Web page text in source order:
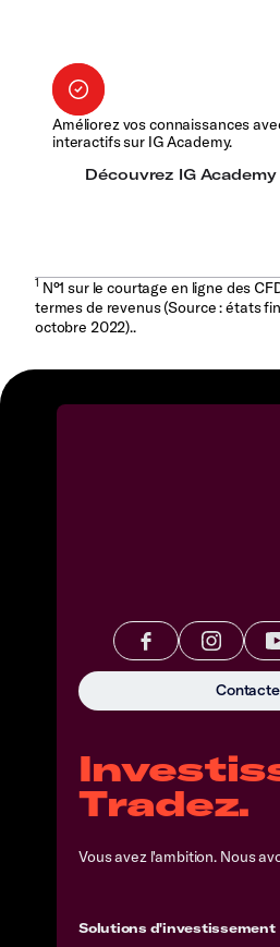
Améliorez vos connaissances
interactifs sur IG Academy.
1N°1 sur le courtage en ligne des
termes de revenus (Source : états
octobre 2022)..
Tradez.
Vous avez l'ambition. Nous
Solutions d'investissement